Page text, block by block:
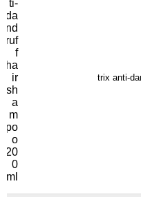
ti-
da
nd
ruf
f
ha
ir
sh
a
m
po
o
20
0
ml